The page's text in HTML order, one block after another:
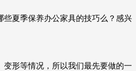
夏季保养办公家具的技巧么？感兴
形等情况，所以我们最先要做的一